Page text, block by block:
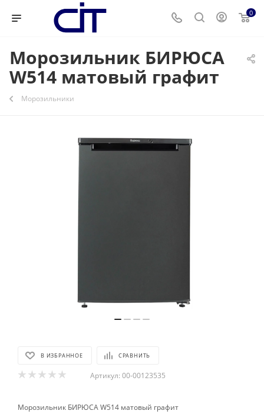
0
Морозильник БИРЮСА
W514 матовый графит
Морозильники
В ИЗБРАННОЕ СРАВНИТЬ
Артикул: 00-00123535
Морозильник БИРЮСА W514 матовый графит